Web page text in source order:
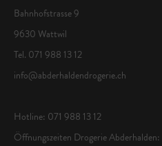
Bahnhofstrasse 9
9630 Wattwil
Tel. 071 988 13 12
info@abderhaldendrogerie.ch
Hotline: 071 988 13 12
Öffnungszeiten Drogerie Abderhalden: